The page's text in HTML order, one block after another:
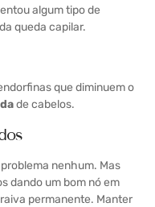
algum tipo de
queda capilar.
que diminuem o
de cabelos.
nenhum. Mas
dando um bom nó em
permanente. Manter